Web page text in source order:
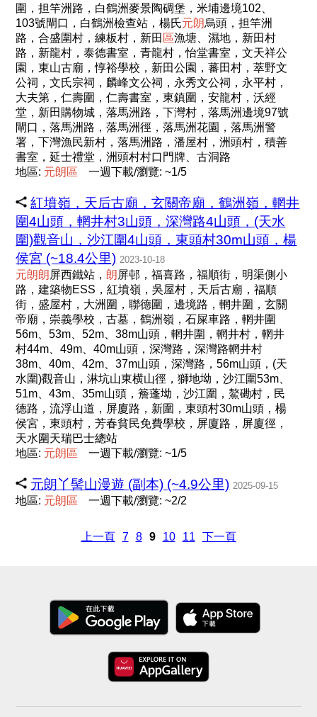
圍，担竿洲路，白鶴洲麥景陶碉堡，米埔邊境102、
103號閘口，白鶴洲檢查站，楊氏元朗烏頭，担竿洲
路，合盛圍村，練板村，新田 區漁塘、濕地，新田村
路，新龍村，泰德書室，青龍村，怡堂書室，文天祥公
園，東山古廟，惇裕學校，新田公園，蕃田村，萃野文
公祠，文氏宗祠，麟峰文公祠，永秀文公祠，永平村，
大夫第，仁壽圍，仁壽書室，東鎮圍，安龍村，沃經
堂，新田購物城，落馬洲路，下灣村，落馬洲邊境97號
閘口，落馬洲路，落馬洲徑，落馬洲花園，落馬洲警
署，下灣漁民新村，落馬洲路，潘屋村，洲頭村，積善
書室，延士禮堂，洲頭村村口門牌、古洞路
地區: 元朗 區 一週下載/瀏覽: ~1/5
紅墳嶺，天后古廟，玄關帝廟，鶴洲嶺，輞井
圍4山頭，輞井村3山頭，深灣路4山頭，(天水
圍)觀音山，沙江圍4山頭，東頭村30m山頭，楊
侯宮 (~18.4公里) 2023-10-18
元朗朗 屏西鐵站， 朗 屏邨，福喜路，福順街，明渠側小
路，建築物ESS，紅墳嶺，吳屋村，天后古廟，福順
街，盛屋村，大洲圍，聯德圍，邊境路，輞井圍，玄關
帝廟，崇義學校，古墓，鶴洲嶺，石屎車路，輞井圍
56m、53m、52m、38m山頭，輞井圍，輞井村，輞井
村44m、49m、40m山頭，深灣路，深灣路輞井村
38m、40m、42m、37m山頭，深灣路，56m山頭，(天
水圍)觀音山，淋坑山東横山徑，獅地坳，沙江圍53m、
51m、43m、35m山頭，簷蓬坳，沙江圍，鰲磡村，民
德路，流浮山道，屏廈路，新圍，東頭村30m山頭，楊
侯宮，東頭村，芳春貧民免費學校，屏廈路，屏廈徑，
天水圍天瑞巴士總站
地區: 元朗 區 一週下載/瀏覽: ~1/5
元朗丫髻山漫遊 (副本) (~4.9公里) 2025-09-15
地區: 元朗 區 一週下載/瀏覽: ~2/2
上一頁 7 8 9 10 11 下一頁